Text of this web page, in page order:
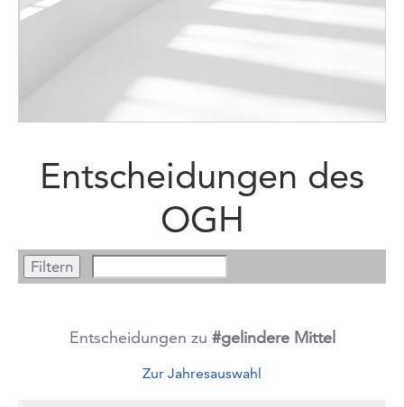
Entscheidungen des
OGH
Entscheidungen zu #gelindere Mittel
Zur Jahresauswahl